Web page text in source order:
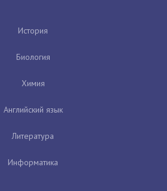
История
Биология
Химия
Английский язык
Литература
Информатика